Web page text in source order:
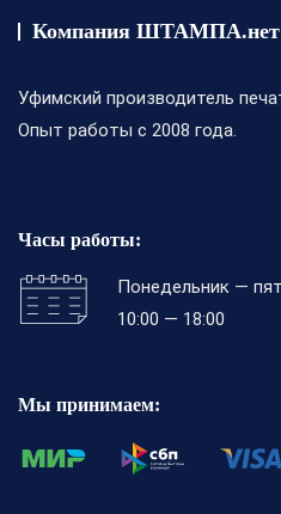
Компания ШТАМПА.нет
Уфимский производитель
Опыт работы с 2008 года.
Часы работы:
Понедельник —
10:00 — 18:00
Мы принимаем: